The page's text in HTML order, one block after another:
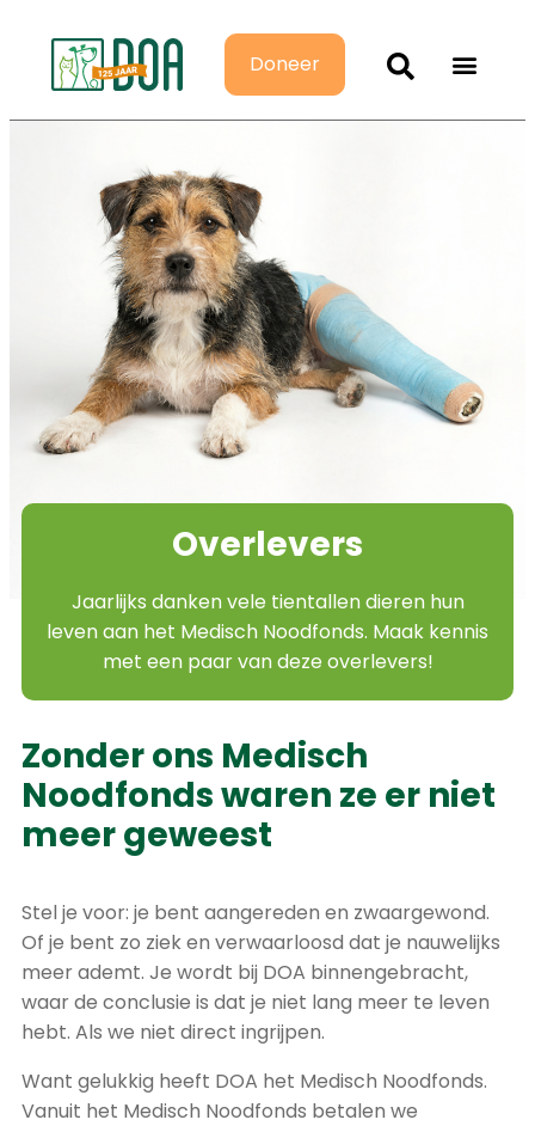
Doneer
Overlevers
Jaarlijks danken vele tientallen dieren hun
leven aan het Medisch Noodfonds. Maak kennis
met een paar van deze overlevers!
Zonder ons Medisch
Noodfonds waren ze er niet
meer geweest
Stel je voor: je bent aangereden en zwaargewond.
Of je bent zo ziek en verwaarloosd dat je nauwelijks
meer ademt. Je wordt bij DOA binnengebracht,
waar de conclusie is dat je niet lang meer te leven
hebt. Als we niet direct ingrijpen.
Want gelukkig heeft DOA het Medisch Noodfonds.
Vanuit het Medisch Noodfonds betalen we